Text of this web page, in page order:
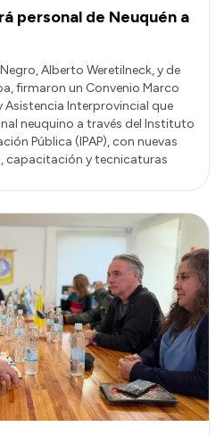
personal de Neuquén a
Alberto Weretilneck, y de
firmaron un Convenio Marco
Asistencia Interprovincial que
neuquino a través del Instituto
Pública (IPAP), con nuevas
capacitación y tecnicaturas